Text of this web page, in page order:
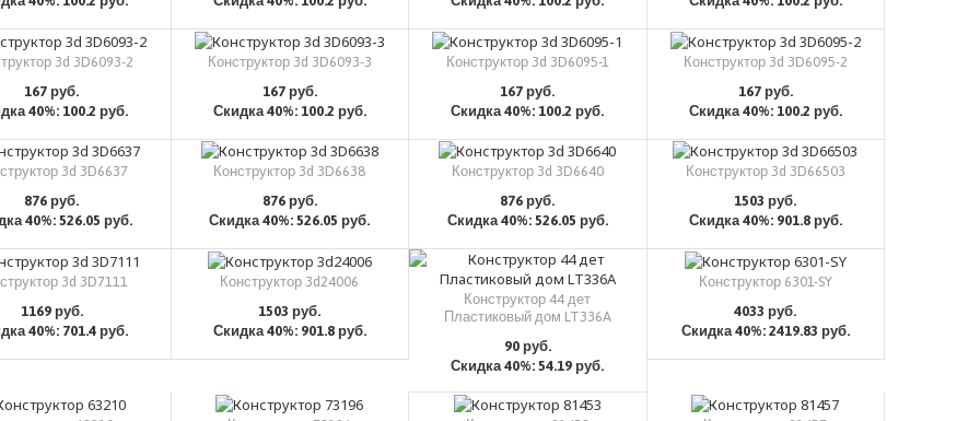
КУПИТЬ КУПИТЬ КУПИТЬ КУПИТЬ
3d 3D6093-2
167 руб.
40%: 100.2 руб.
КУПИТЬ
Конструктор 3d 3D6093-3
167 руб.
Скидка 40%: 100.2 руб.
КУПИТЬ
Конструктор 3d 3D6095-1
167 руб.
Скидка 40%: 100.2 руб.
КУПИТЬ
Конструктор 3d 3D6095-2
167 руб.
Скидка 40%: 100.2 руб.
КУПИТЬ
3d 3D6637
876 руб.
40%: 526.05 руб.
КУПИТЬ
Конструктор 3d 3D6638
876 руб.
Скидка 40%: 526.05 руб.
КУПИТЬ
Конструктор 3d 3D6640
876 руб.
Скидка 40%: 526.05 руб.
КУПИТЬ
Конструктор 3d 3D66503
1503 руб.
Скидка 40%: 901.8 руб.
КУПИТЬ
3d 3D7111
1169 руб.
40%: 701.4 руб.
КУПИТЬ
Конструктор 3d24006
1503 руб.
Скидка 40%: 901.8 руб.
КУПИТЬ
Конструктор 44 дет
Пластиковый дом LT336A
90 руб.
Скидка 40%: 54.19 руб.
КУПИТЬ
Конструктор 6301-SY
4033 руб.
Скидка 40%: 2419.83 руб.
КУПИТЬ